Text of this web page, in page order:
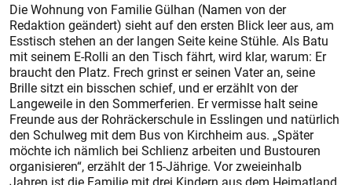
Die Wohnung von Familie Gülhan (Namen von der
Redaktion geändert) sieht auf den ersten Blick leer aus, am
Esstisch stehen an der langen Seite keine Stühle. Als Batu
mit seinem E-Rolli an den Tisch fährt, wird klar, warum: Er
braucht den Platz. Frech grinst er seinen Vater an, seine
Brille sitzt ein bisschen schief, und er erzählt von der
Langeweile in den Sommerferien. Er vermisse halt seine
Freunde aus der Rohräckerschule in Esslingen und natürlich
den Schulweg mit dem Bus von Kirchheim aus. „Später
möchte ich nämlich bei Schlienz arbeiten und Bustouren
organisieren“, erzählt der 15-Jährige. Vor zweieinhalb